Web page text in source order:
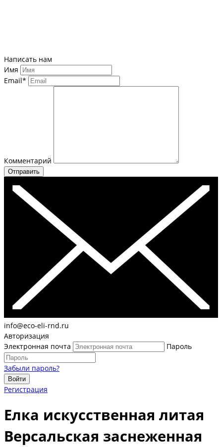
Написать нам
Имя
Email*
Комментарий
Отправить
info@eco-eli-rnd.ru
Авторизация
Электронная почта
Пароль
Забыли пароль?
Войти
Регистрация
Елка искусственная литая
Версальская заснеженная